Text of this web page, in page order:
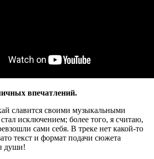
впечатлений.
славится своими музыкальными
исключением; более того, я считаю,
сами себя. В треке нет какой-то
текст и формат подачи сюжета
души!